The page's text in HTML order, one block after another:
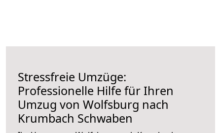
Stressfreie Umzüge:
Professionelle Hilfe für Ihren
Umzug von Wolfsburg nach
Krumbach Schwaben